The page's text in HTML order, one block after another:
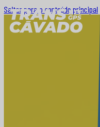
Saltar para o conteúdo principal